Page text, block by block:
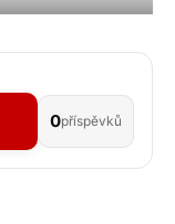
0příspěvků